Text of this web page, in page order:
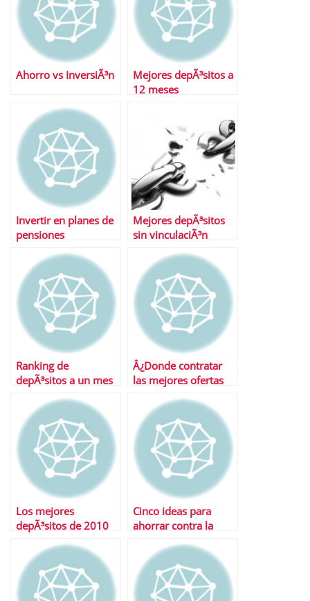
Ahorro vs InversiÃ³n
Mejores depÃ³sitos a
12 meses
Invertir en planes de
pensiones
Mejores depÃ³sitos
sin vinculaciÃ³n
Ranking de
depÃ³sitos a un mes
Â¿Donde contratar
las mejores ofertas
Los mejores
depÃ³sitos de 2010
Cinco ideas para
ahorrar contra la